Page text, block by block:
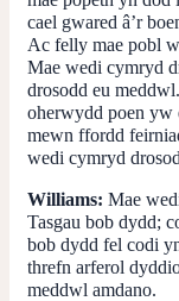
cael gwared â’r
Ac felly mae pobl
Mae wedi cymryd
drosodd eu
oherwydd poen
mewn ffordd
wedi cymryd
Williams: Mae
Tasgau bob dydd;
bob dydd fel codi
threfn arferol
meddwl amdano.